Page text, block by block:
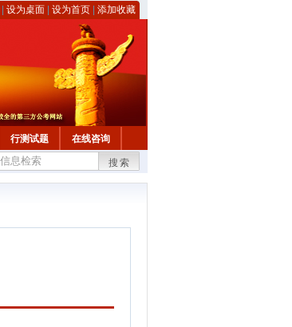
设为桌面 设为首页 添加收藏
行测试题 在线咨询
搜索